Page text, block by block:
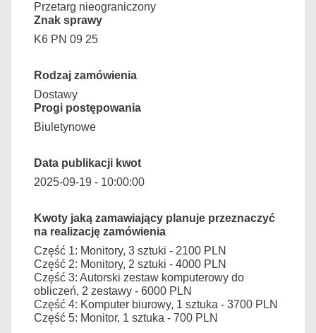
Przetarg nieograniczony
Znak sprawy
K6 PN 09 25
Rodzaj zamówienia
Dostawy
Progi postępowania
Biuletynowe
Data publikacji kwot
2025-09-19 - 10:00:00
Kwoty jaką zamawiający planuje przeznaczyć
na realizację zamówienia
Część 1: Monitory, 3 sztuki - 2100 PLN
Część 2: Monitory, 2 sztuki - 4000 PLN
Część 3: Autorski zestaw komputerowy do
obliczeń, 2 zestawy - 6000 PLN
Część 4: Komputer biurowy, 1 sztuka - 3700 PLN
Część 5: Monitor, 1 sztuka - 700 PLN